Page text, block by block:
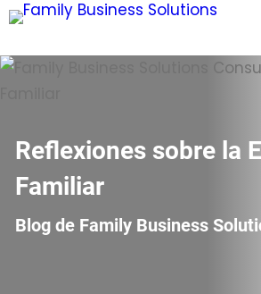
Reflexiones sobre la
Familiar
Blog de Family Business